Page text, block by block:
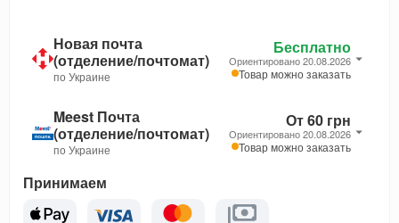
Новая почта
(отделение/почтомат)
по Украине
Бесплатно
Ориентировано 20.08.2026
Товар можно заказать
Meest Почта
(отделение/почтомат)
по Украине
От 60 грн
Ориентировано 20.08.2026
Товар можно заказать
Принимаем